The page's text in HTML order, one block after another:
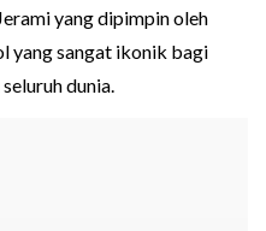
yang dipimpin oleh
yang sangat ikonik bagi
dunia.